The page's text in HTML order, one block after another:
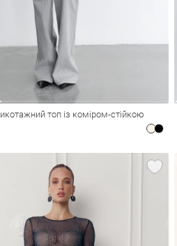
топ із коміром-стійкою